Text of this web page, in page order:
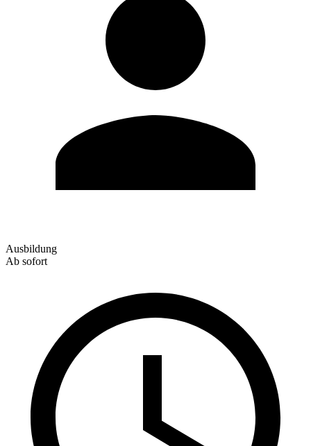
Ausbildung
Ab sofort